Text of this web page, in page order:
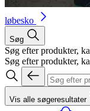
løbesko
Søg
Søg efter produkter,
Søg efter produkter,
Vis alle søgeresultater